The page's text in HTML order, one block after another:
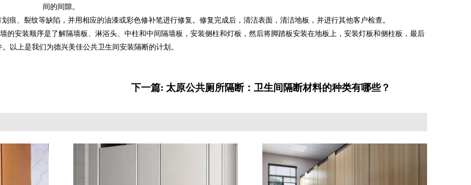
间的间隙。
、裂纹等缺陷，并用相应的油漆或彩色修补笔进行修复。修复完成后，清洁表面，清洁地板，并进行其他客户检查。
安装顺序是了解隔墙板、淋浴头、中柱和中间隔墙板，安装侧柱和灯板，然后将脚踏板安装在地板上，安装灯板和侧柱板，最后
以上是我们为德兴美佳公共卫生间安装隔断的计划。
下一篇: 太原公共厕所隔断：卫生间隔断材料的种类有哪些？